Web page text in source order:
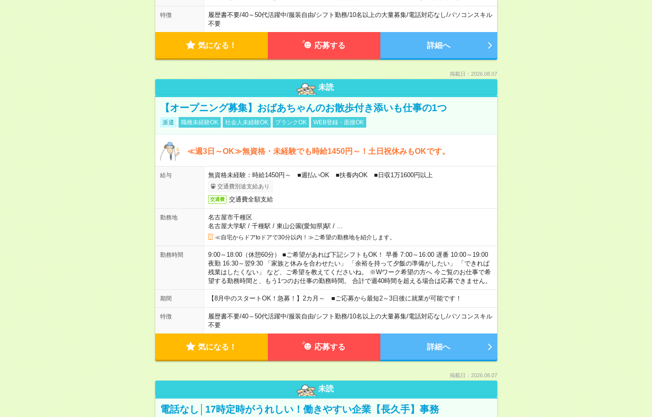
特徴 履歴書不要/40～50代活躍中/服装自由/シフト勤務/10名以上の大量募集/電話対応なし/パソコンスキル
不要
気になる！ 応募する 詳細へ
掲載日：2026.08.07
未読
【オープニング募集】おばあちゃんのお散歩付き添いも仕事の1つ
派遣 職種未経験OK 社会人未経験OK ブランクOK WEB登録・面接OK
≪週3日～OK≫無資格・未経験でも時給1450円～！土日祝休みもOKです。
給与 無資格未経験：時給1450円～ ■週払いOK ■扶養内OK ■日収1万1600円以上
交通費別途支給あり
交通費 交通費全額支給
勤務地
名古屋市千種区
名古屋大学駅 / 千種駅 / 東山公園(愛知県)駅 /
≪自宅からドアtoドアで30分以内！≫ご希望の勤務地を紹介します。
勤務時間
9:00～18:00（休憩60分） ■ご希望があれば下記シフトもOK！ 早番 7:00～16:00 遅番 10:00～19:00
夜勤 16:30～翌9:30 「家族と休みを合わせたい」 「余裕を持って夕飯の準備がしたい」 「できれば
残業はしたくない」 など、ご希望を教えてくださいね。 ※Wワーク希望の方へ 今ご覧のお仕事で希
望する勤務時間と、もう1つのお仕事の勤務時間。 合計で週40時間を超える場合は応募できません。
期間 【8月中のスタートOK！急募！】2カ月～ ■ご応募から最短2～3日後に就業が可能です！
特徴 履歴書不要/40～50代活躍中/服装自由/シフト勤務/10名以上の大量募集/電話対応なし/パソコンスキル
不要
気になる！ 応募する 詳細へ
掲載日：2026.08.07
未読
電話なし│17時定時がうれしい！働きやすい企業【長久手】事務